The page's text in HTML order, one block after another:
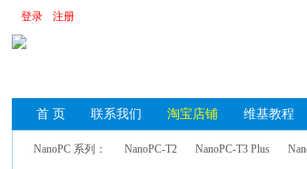
登录 注册
首 页 联系我们 淘宝店铺 维基教程
NanoPC 系列： NanoPC-T2 NanoPC-T3 Plus